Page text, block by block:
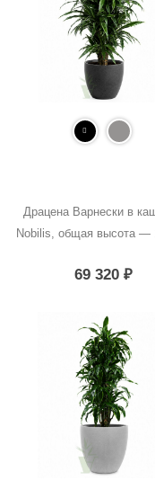
Драцена Варнески в
Nobilis, общая высота —
69 320₽